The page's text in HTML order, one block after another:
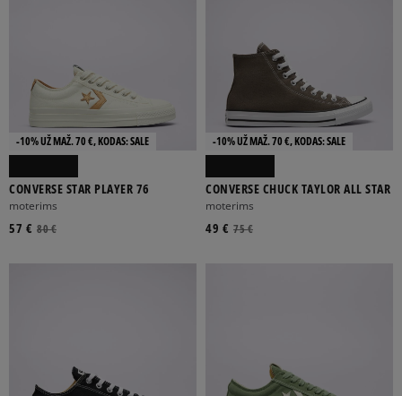
-10% UŽ MAŽ. 70 €, KODAS: SALE
CONVERSE STAR PLAYER 76
moterims
80 €
57 €
-10% UŽ MAŽ. 70 €, KODAS: SALE
CONVERSE CHUCK TAYLOR ALL STAR
moterims
75 €
49 €